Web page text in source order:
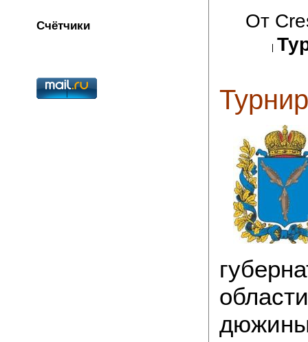
Счётчики
От
дюжины